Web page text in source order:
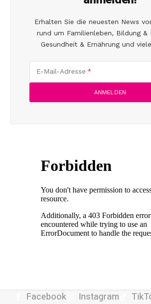
Erhalten Sie die neuesten News
rund um Familienleben, Bildung &
Gesundheit & Ernährung und
E-Mail-Adresse
Facebook Instagram